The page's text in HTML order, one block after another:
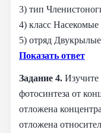
3) тип
4) класс Насекомые
5) отряд Двукрылые
Показать ответ
Задание 4. Изучите
фотосинтеза от
отложена
отложена